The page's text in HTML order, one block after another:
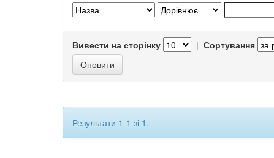
Вивести на сторінку | Сортування
Результати 1-1 зі 1.